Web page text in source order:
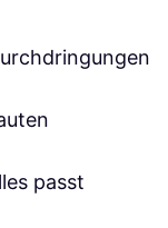
passt